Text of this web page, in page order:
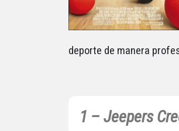
deporte de manera
1 – Jeepers